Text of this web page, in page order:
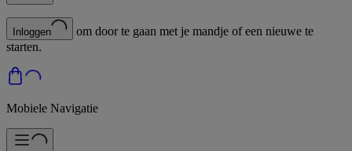
Inloggen
om door te gaan met je mandje of een nieuwe te
starten.
Mobiele Navigatie